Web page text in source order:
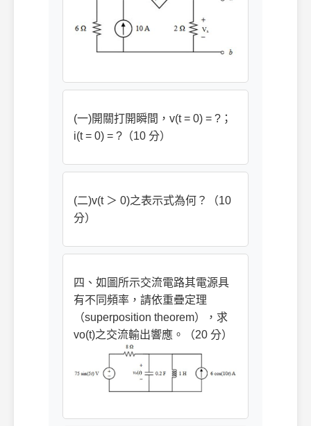
(一)開關打開瞬間，v(t = 0) = ?；
i(t = 0) = ?（10 分）
(二)v(t ＞ 0)之表示式為何？（10
分）
四、如圖所示交流電路其電源具
有不同頻率，請依重疊定理
（superposition theorem），求
vo(t)之交流輸出響應。（20 分）